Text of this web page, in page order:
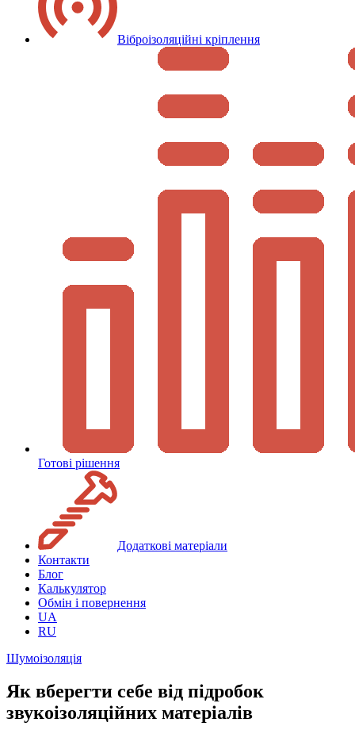
Віброізоляційні кріплення
Готові рішення
Додаткові матеріали
Контакти
Блог
Калькулятор
Обмін і повернення
UA
RU
Шумоізоляція
Як вберегти себе від підробок
звукоізоляційних матеріалів